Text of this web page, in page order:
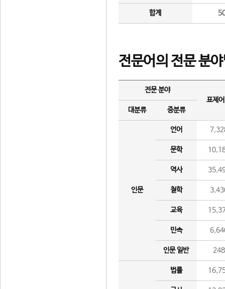
합계
전문어의 전문 분
전문 분야
표제
대분류
중분류
인문
언어
문학
역사
철학
교육
민속
인문 일반 248
법률